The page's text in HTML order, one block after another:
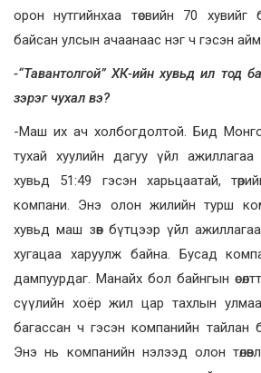
орон нутгийнхаа төсвийн 70
байсан улсын ачаанаас нэг ч гэсэн
-“Тавантолгой” ХК-ийн хувьд ил тод
зэрэг чухал вэ?
-Маш их ач холбогдолтой. Бид
тухай хуулийн дагуу үйл ажиллагаа
хувьд 51:49 гэсэн харьцаатай,
компани. Энэ олон жилийн турш
хувьд маш зөв бүтцээр үйл
хугацаа харуулж байна. Бусад
дампуурдаг. Манайх бол байнгын
сүүлийн хоёр жил цар тахлын
багассан ч гэсэн компанийн тайлан
Энэ нь компанийн нэлээд олон